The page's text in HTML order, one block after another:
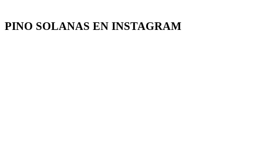
PINO SOLANAS EN INSTAGRAM